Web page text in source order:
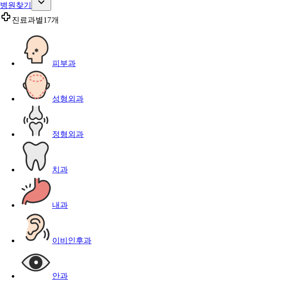
병원찾기
진료과별17개
피부과
성형외과
정형외과
치과
내과
이비인후과
안과